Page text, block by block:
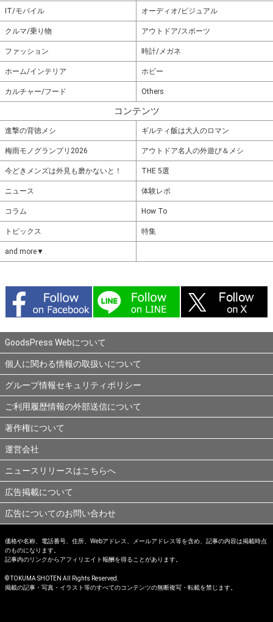
IT/モバイル オーディオ/ビジュアル
クルマ/乗り物 アウトドア/スポーツ
ファッション 時計/メガネ
ホーム/インテリア ホビー
カルチャー/フード Others
コンテンツ
進撃の背徳メシ ギルティ飯は大人のロマン
梅雨モノグランプリ2026 アウトドア名人の外遊び＆メシ
今どきメンズは外見も磨かないと！ THE 5選
ニュース 体験レポ
コラム How To
トピックス 特集
and more▼
GoodsPress Webについて
個人に関わる情報の取扱いについて
グループ情報セキュリティポリシー
ご利用履歴情報の外部送信について
著作権について
運営会社
ニュースリリースはこちらへ
広告掲載について
広告についてのお問い合わせ
価格や名称、電話番号、住所、Webアドレス、メールアドレス等を含め、記事の内容は掲載時点
のものになります。
記事内のリンクからアフィリエイト報酬を得ることがあります。
© TOKUMA SHOTEN All Rights Reserved.
掲載の記事・写真・イラスト等のすべてのコンテンツの無断複写・転載を禁じます。